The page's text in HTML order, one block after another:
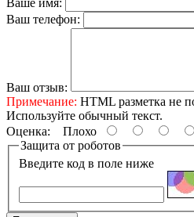
Ваш телефон:
Ваш отзыв:
Примечание: HTML разметка не
Используйте обычный текст.
Оценка: Плохо
Защита от роботов
Введите код в поле ниже